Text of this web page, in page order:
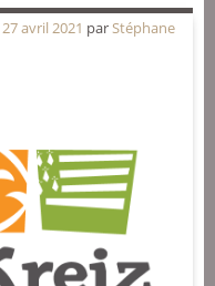
27 avril 2021 parStéphane